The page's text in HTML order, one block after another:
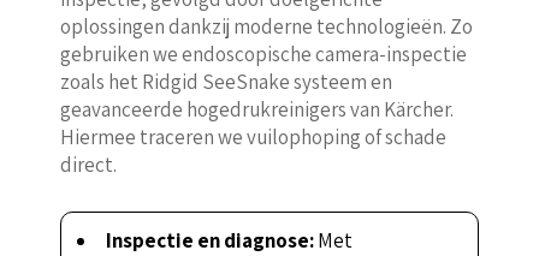
oplossingen dankzij moderne technologieën. Zo
gebruiken we endoscopische camera-inspectie
zoals het Ridgid SeeSnake systeem en
geavanceerde hogedrukreinigers van Kärcher.
Hiermee traceren we vuilophoping of schade
direct.
Inspectie en diagnose:Met